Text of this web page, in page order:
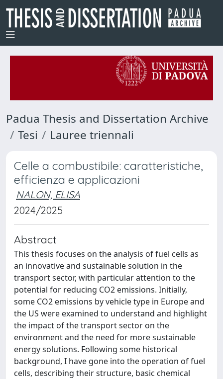
Padua Thesis and Dissertation Archive
Tesi
Lauree triennali
Celle a combustibile: caratteristiche,
efficienza e applicazioni
NALON, ELISA
2024/2025
Abstract
This thesis focuses on the analysis of fuel cells as
an innovative and sustainable solution in the
transport sector, with particular attention to the
potential for reducing CO2 emissions. Initially,
some CO2 emissions by vehicle type in Europe and
the US were examined to understand and highlight
the impact of the transport sector on the
environment and the need for more sustainable
energy solutions. Following some historical
background, I have gone into the operation of fuel
cells, describing their structure, basic chemical